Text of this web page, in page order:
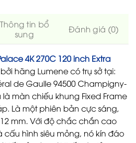
Thông tin bổ
sung
Đánh giá (0)
4K 270C 120 inch Extra
hãng Lumene có trụ sở tại:
de Gaulle 94500 Champigny-
màn chiếu khung Fixed Frame
Là một phiên bản cực sáng,
mm. Với độ chắc chắn cao
cấu hình siêu mỏng, nó kín đáo